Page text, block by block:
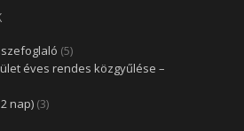
(5)
éves rendes közgyűlése –
nap) (3)